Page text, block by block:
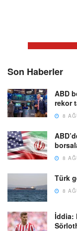
Son Haberler
ABD
rekor
8
8
Türk
8
İddia: